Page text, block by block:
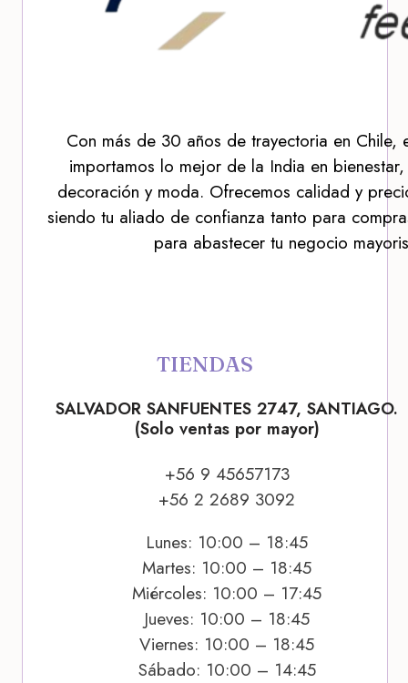
Con más de 30 años de trayectoria en Chile,
importamos lo mejor de la India en
decoración y moda. Ofrecemos calidad y
siendo tu aliado de confianza tanto para
para abastecer tu negocio
TIENDAS
SALVADOR SANFUENTES 2747, SANTIAGO.
(Solo ventas por mayor)
+56 9 45657173
+56 2 2689 3092
Lunes: 10:00 – 18:45
Martes: 10:00 – 18:45
Miércoles: 10:00 – 17:45
Jueves: 10:00 – 18:45
Viernes: 10:00 – 18:45
Sábado: 10:00 – 14:45